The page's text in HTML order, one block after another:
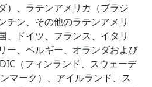
）、ラテンアメリカ（ブラジ
チン、その他のラテンアメリ
、ドイツ、フランス、イタリ
ー、ベルギー、オランダおよび
（フィンランド、スウェーデ
マーク）、アイルランド、ス